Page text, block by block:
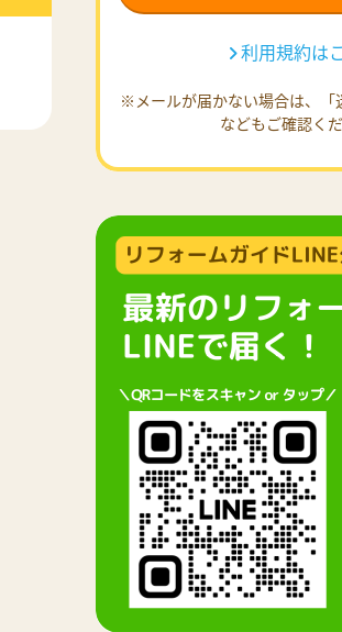
利用規約は
※メールが届かない場合は、「
などもご確認くだ